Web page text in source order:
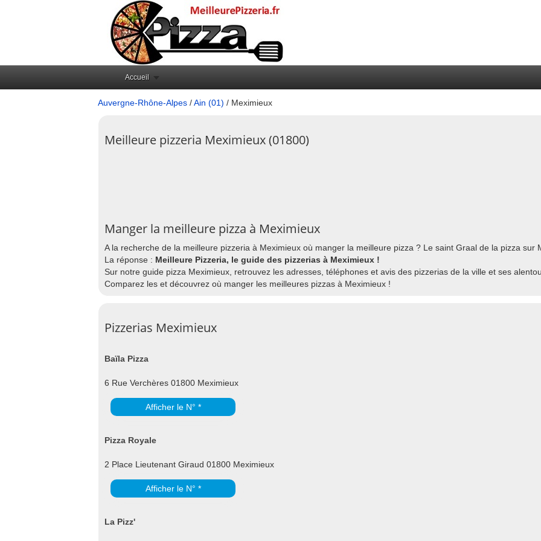
Accueil
Auvergne-Rhône-Alpes /Ain (01) / Meximieux
Meilleure pizzeria Meximieux (01800)
Manger la meilleure pizza à Meximieux
A la recherche de la meilleure pizzeria à Meximieux où manger la meilleure pizza ? Le saint Graal de la pizza sur
La réponse : Meilleure Pizzeria, le guide des pizzerias à Meximieux !
Sur notre guide pizza Meximieux, retrouvez les adresses, téléphones et avis des pizzerias de la ville et ses
Comparez les et découvrez où manger les meilleures pizzas à Meximieux !
Pizzerias Meximieux
Baïla Pizza
6 Rue Verchères 01800 Meximieux
Afficher le N° *
Pizza Royale
2 Place Lieutenant Giraud 01800 Meximieux
Afficher le N° *
La Pizz'